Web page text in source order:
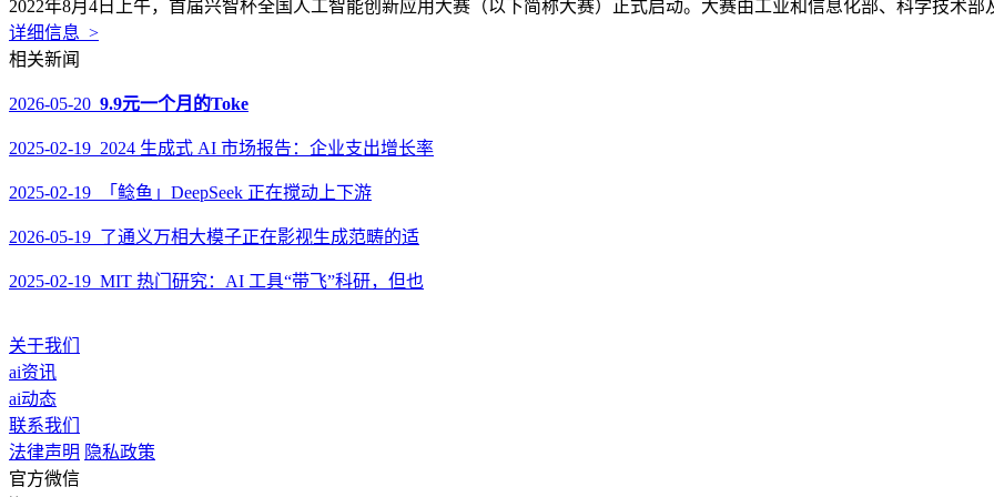
2022年8月4日上午，首届兴智杯全国人工智能创新应用大赛（以下简称大赛）正式启动。大赛由工业和信息化部、科学技术部
详细信息 >
相关新闻
2026-05-20 9.9元一个月的Toke
2025-02-19 2024 生成式 AI 市场报告：企业支出增长率
2025-02-19 「鲶鱼」DeepSeek 正在搅动上下游
2026-05-19 了通义万相大模子正在影视生成范畴的适
2025-02-19 MIT 热门研究：AI 工具“带飞”科研，但也
关于我们
ai资讯
ai动态
联系我们
法律声明 隐私政策
官方微信